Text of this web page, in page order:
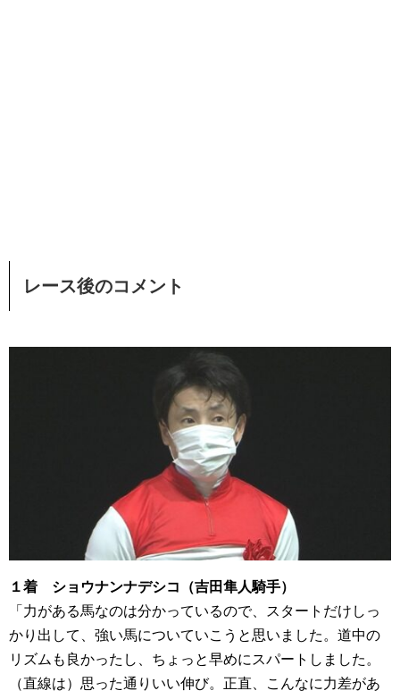
レース後のコメント
１着 ショウナンナデシコ（吉田隼人騎手）
「力がある馬なのは分かっているので、スタートだけしっ
かり出して、強い馬についていこうと思いました。道中の
リズムも良かったし、ちょっと早めにスパートしました。
（直線は）思った通りいい伸び。正直、こんなに力差があ